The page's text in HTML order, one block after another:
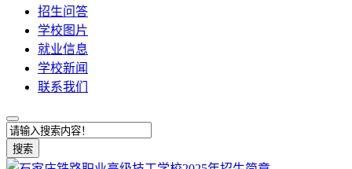
招生问答
学校图片
就业信息
学校新闻
联系我们
搜索